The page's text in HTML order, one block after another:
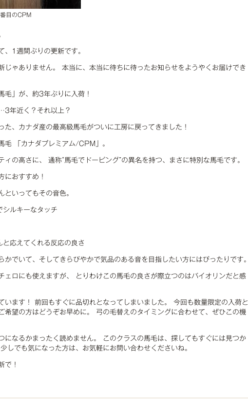
目のCPM
、1週間ぶりの更新です。
じゃありません。 本当に、本当に待ちに待ったお知らせをようやくお届けでき
毛」が、約3年ぶりに入荷！
年近く？それ以上？
た、カナダ産の最高級馬毛がついに工房に戻ってきました！
毛 「カナダプレミアム/CPM」。
ィの高さに、 通称“馬毛でドーピング”の異名を持つ、まさに特別な馬毛です。
におすすめ！
といってもその音色。
シルキーなタッチ
と応えてくれる反応の良さ
かでいて、そしてきらびやかで気品のある音を目指したい方にはぴったりです。
ェロにも使えますが、 とりわけこの馬毛の良さが際立つのはバイオリンだと感
います！ 前回もすぐに品切れとなってしまいました。 今回も数量限定の入荷と
希望の方はどうぞお早めに。 弓の毛替えのタイミングに合わせて、ぜひこの機
になるかまったく読めません。 このクラスの馬毛は、探してもすぐには見つか
しでも気になった方は、お気軽にお問い合わせくださいね。
で！